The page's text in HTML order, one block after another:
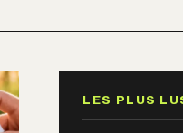
LES PLUS